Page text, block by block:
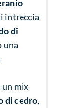
intreccia
di
una
un mix
di cedro,